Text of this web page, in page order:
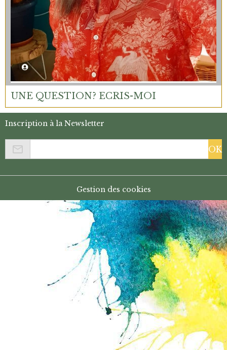
UNE QUESTION? ECRIS-MOI
Inscription à la Newsletter
OK
Gestion des cookies